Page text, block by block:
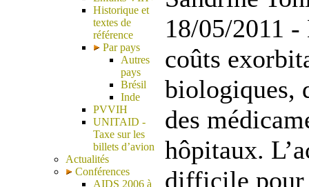
Historique et
textes de
référence
Par pays
Autres
pays
Brésil
Inde
PVVIH
UNITAID -
Taxe sur les
billets d’avion
Actualités
Conférences
AIDS 2006 à
18/05/2011 -
coûts
biologiques,
des
hôpitaux.
difficile pour